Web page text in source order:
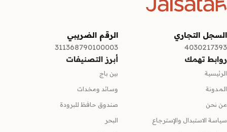
السجل التجاري
4030217393
الرقم الضريبي
311368790100003
روابط تهمك
الرئيسية
المدونة
من نحن
سياسة الاستبدال والإسترجاع
أبرز التصنيفات
بين باج
وسائد ومخدات
صندوق حافظ للبرودة
البحر